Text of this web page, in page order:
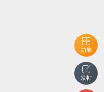
功能
发帖